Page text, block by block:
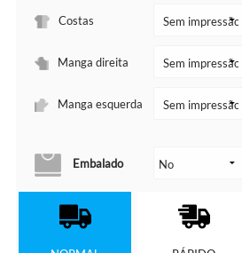
Costas
Manga direita
Manga esquerda
Embalado